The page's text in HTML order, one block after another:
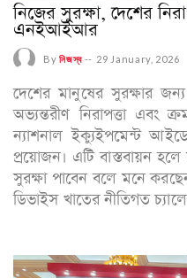
নিজের সুরক্ষা, দেশের
এনইআইআর
Byনিজস্ব-- 29 January, 2026
দেশের মানুষের সুরক্ষার
অভ্যন্তরীণ নিরাপত্তা এবং
ন্যাশনাল ইক্যুইপমেন্ট
প্রয়োজন। এটি বাস্তবায়ন হলে
সুরক্ষা পাবেন বলে মনে
ডিভাইস খাতের নীতিগত